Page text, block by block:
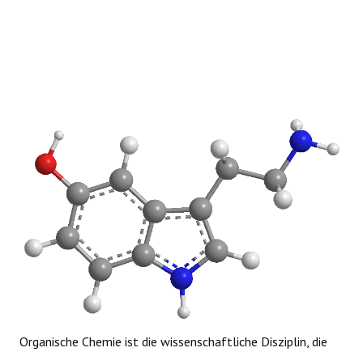
Organische Chemie ist die wissenschaftliche Disziplin, die